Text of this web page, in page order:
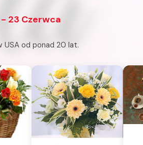
23 Czerwca
USA od ponad 20 lat.